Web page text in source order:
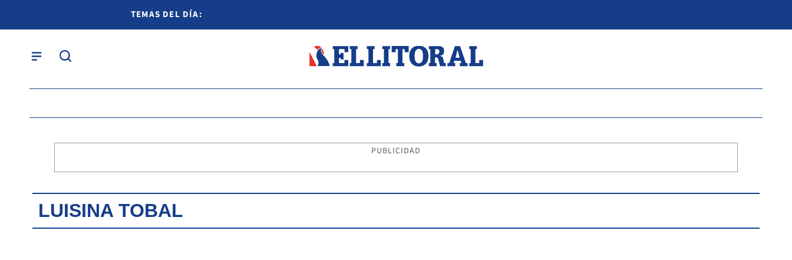
TEMAS DEL DÍA:
PUBLICIDAD
LUISINA TOBAL